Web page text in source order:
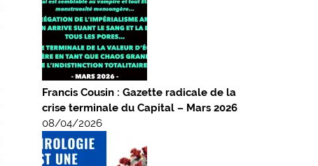
Francis Cousin : Gazette radicale de la
crise terminale du Capital – Mars 2026
08/04/2026